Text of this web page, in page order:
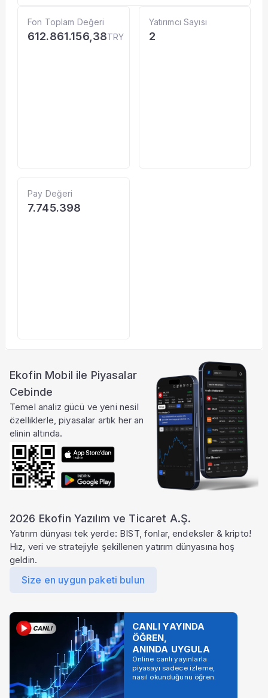
Fon Toplam Değeri
612.861.156,38TRY
Yatırımcı Sayısı
2
Pay Değeri
7.745.398
Ekofin Mobil ile Piyasalar
Cebinde
Temel analiz gücü ve yeni nesil
özelliklerle, piyasalar artık her an
elinin altında.
2026 Ekofin Yazılım ve Ticaret A.Ş.
Yatırım dünyası tek yerde: BIST, fonlar, endeksler & kripto!
Hız, veri ve stratejiyle şekillenen yatırım dünyasına hoş
geldin.
Size en uygun paketi bulun
CANLI YAYINDA
ÖĞREN,
ANINDA UYGULA
Online canlı yayınlarla
piyasayı sadece izleme,
nasıl okunduğunu öğren.